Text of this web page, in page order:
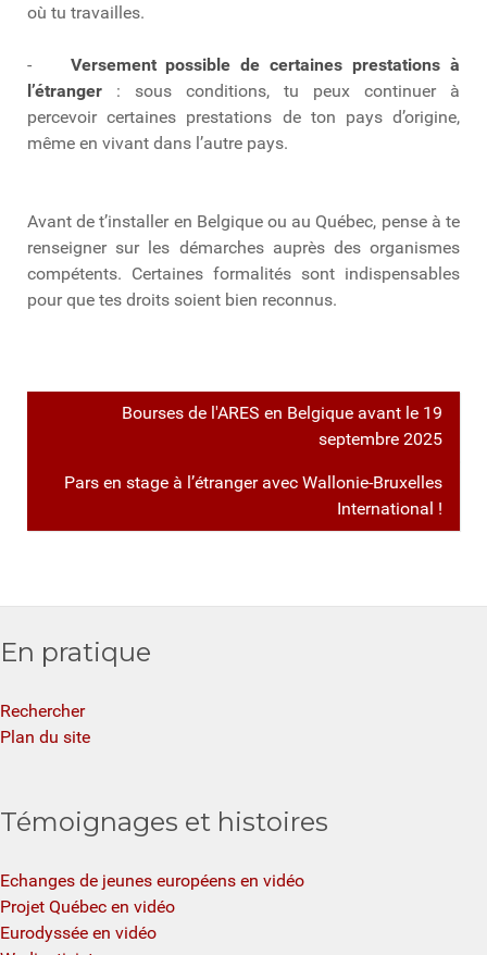
où tu travailles.
-
Versement possible de certaines prestations à
l’étranger : sous conditions, tu peux continuer à
percevoir certaines prestations de ton pays d’origine,
même en vivant dans l’autre pays.
Avant de t’installer en Belgique ou au Québec, pense à te
renseigner sur les démarches auprès des organismes
compétents. Certaines formalités sont indispensables
pour que tes droits soient bien reconnus.
Bourses de l'ARES en Belgique avant le 19
septembre 2025
Pars en stage à l’étranger avec Wallonie-Bruxelles
International !
En pratique
Rechercher
Plan du site
Témoignages et histoires
Echanges de jeunes européens en vidéo
Projet Québec en vidéo
Eurodyssée en vidéo